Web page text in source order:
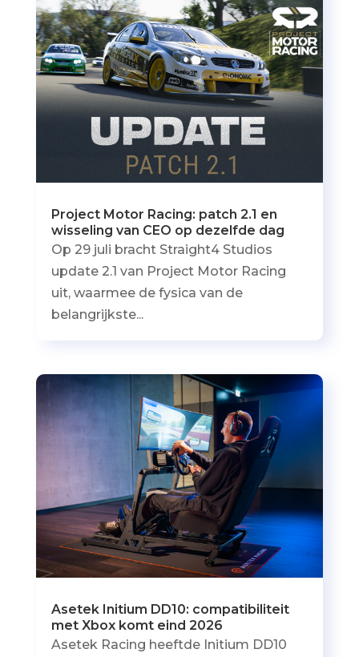
Project Motor Racing: patch 2.1 en
wisseling van CEO op dezelfde dag
Op 29 juli bracht Straight4 Studios
update 2.1 van Project Motor Racing
uit, waarmee de fysica van de
belangrijkste...
Asetek Initium DD10: compatibiliteit
met Xbox komt eind 2026
Asetek Racing heeftde Initium DD10